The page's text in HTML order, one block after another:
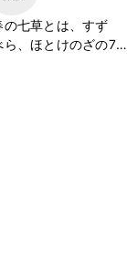
七草とは、すず
、ほとけのざの7
ることが多いです